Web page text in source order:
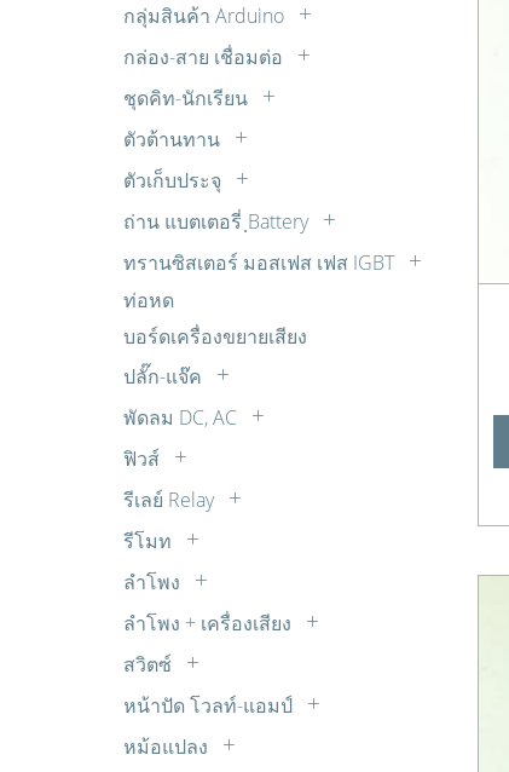
กลุ่มสินค้า Arduino
Sensor เซ็นเซอร์
บอร์ดขับมอเตอร์
บอร์ดรีเลย์
มอเตอร์ต่างๆ
หน้าจอแสดงผล
กล่อง-สาย เชื่อมต่อ
กล่องแปลงสัญญาณ
สายปลั๊กไฟ AC
สายสัญญาณเสียง AUDIO
สายเพื่อการทดลอง
ชุดคิท-นักเรียน
ควบคุมไฟ AC ด้วยแสง เสียง รีโมท ตั้ง
เวลา
ชุดคิทสำหรับผู้เริ่มต้น
ชุดหุ่นยนต์
ชุดไมโครคอนโทรลเลอร์
พลังงาน โซลาร์เซลล์
วงจรขยายเสียง ปรับแต่งเสียง
วงจรควบคุมความเร็วมอเตอร์ DC
วงจรตัวเลขจัมโบ้ วงจรขับ และไฟกระ
วงจรนาฬิกาและจับเวลา
วงจรบันทึกเสียง
วงจรเสียงต่างๆ จากไอซี OTP
วิทยุรับ-ส่ง FM ไมค์ลอย จูนเนอร์
แหล่งจ่ายไฟ
ไฟกระพริบ ไฟเกมส์
ตัวต้านทาน
LDR
R 10W
R 15W
R 1W
R 20W
R 30W
ตัวต้านทานปรับค่าได้ 30W
ตัวเก็บประจุ
Cap. มอเตอร์สตาร์ท
อิเล็กโตรไลต์
ไมล่าร์
ถ่าน แบตเตอรี่ ฺBattery
ถ่านคาร์บอนซิงค์
ทรานซิสเตอร์ มอสเฟส เฟส IGBT
IGBT
Transistors
TRIAC
ท่อหด
บอร์ดเครื่องขยายเสียง
ปลั๊ก-แจ๊ค
COAX
DC
RCA
RCA ติดแท่น
ตัวแปลง
สเปคคอน
แจ๊ค TR
พัดลม DC, AC
พัดลม AC
พัดลมทั่วไป
ฟิวส์
เทอร์โมฟิวส์
รีเลย์ Relay
รีเลย์ 14V DC
รีเลย์ 18V DC
รีเลย์ 220V AC
รีเลย์ 24V DC
รีโมท
รีโมทจานดาวเทียม
รีโมทพัดลม
รีโมทเครื่องเสียง
รีโมทแอร์
ลำโพง
Buzzer บัซเซอร์
ลำโพงเสียงแหลม ทวิตเตอร์ TW
ลำโพง + เครื่องเสียง
สวิตซ์
สวิตซ์กด
สวิตซ์โยก
หน้าปัด โวลท์-แอมป์
หน้าปัด AC
หม้อแปลง